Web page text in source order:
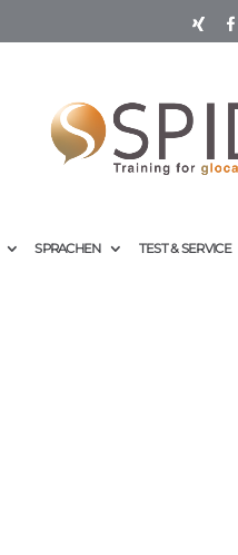
SPRACHEN TEST & SERVICE